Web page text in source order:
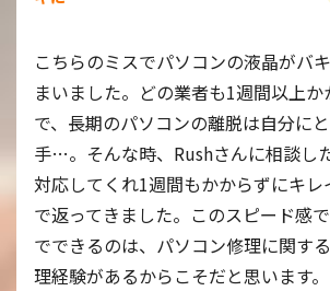
こちらのミスでパソコンの液晶がバ
まいました。どの業者も1週間以上か
で、長期のパソコンの離脱は自分に
手…。そんな時、Rushさんに相談し
対応してくれ1週間もかからずにキ
で返ってきました。このスピード感
でできるのは、パソコン修理に関す
理経験があるからこそだと思います